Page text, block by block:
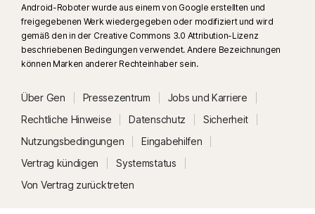
Android-Roboter wurde aus einem von Google erstellten und
freigegebenen Werk wiedergegeben oder modifiziert und wird
gemäß den in der Creative Commons 3.0 Attribution-Lizenz
beschriebenen Bedingungen verwendet. Andere Bezeichnungen
können Marken anderer Rechteinhaber sein.
Über Gen Pressezentrum
Jobs und Karriere
Rechtliche Hinweise
Datenschutz
Sicherheit
Nutzungsbedingungen
Eingabehilfen
Vertrag kündigen
Systemstatus
Von Vertrag zurücktreten